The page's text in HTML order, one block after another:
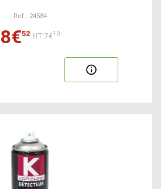
Ref : 24584
8€52 HT:7€10